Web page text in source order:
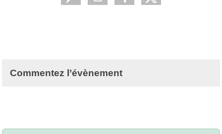
Commentez l’évènement